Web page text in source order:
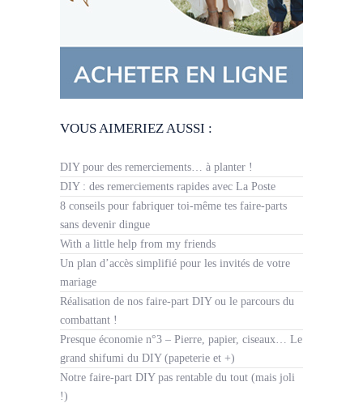
VOUS AIMERIEZ AUSSI :
DIY pour des remerciements… à planter !
DIY : des remerciements rapides avec La Poste
8 conseils pour fabriquer toi-même tes faire-parts
sans devenir dingue
With a little help from my friends
Un plan d’accès simplifié pour les invités de votre
mariage
Réalisation de nos faire-part DIY ou le parcours du
combattant !
Presque économie n°3 – Pierre, papier, ciseaux… Le
grand shifumi du DIY (papeterie et +)
Notre faire-part DIY pas rentable du tout (mais joli
!)